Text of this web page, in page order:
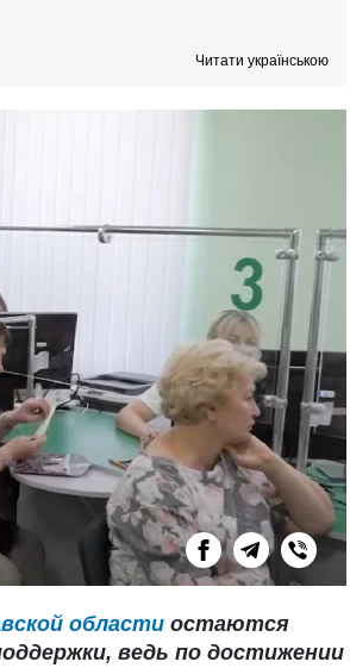
Читати українською
области остаются
ведь по достижении